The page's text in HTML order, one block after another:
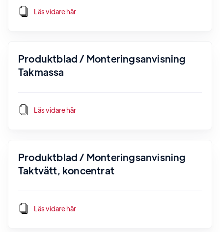
Läs vidare här
Produktblad / Monteringsanvisning
Takmassa
Läs vidare här
Produktblad / Monteringsanvisning
Taktvätt, koncentrat
Läs vidare här